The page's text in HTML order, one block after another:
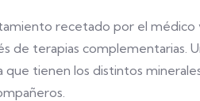
recetado por el médico
de terapias complementarias.
tienen los distintos